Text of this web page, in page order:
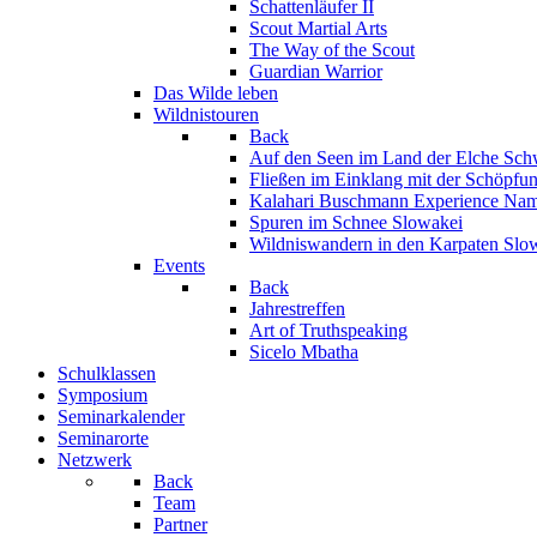
Schattenläufer II
Scout Martial Arts
The Way of the Scout
Guardian Warrior
Das Wilde leben
Wildnistouren
Back
Auf den Seen im Land der Elche
Fließen im Einklang mit der
Kalahari Buschmann Experience
Spuren im Schnee Slowakei
Wildniswandern in den Karpaten
Events
Back
Jahrestreffen
Art of Truthspeaking
Sicelo Mbatha
Schulklassen
Symposium
Seminarkalender
Seminarorte
Netzwerk
Back
Team
Partner